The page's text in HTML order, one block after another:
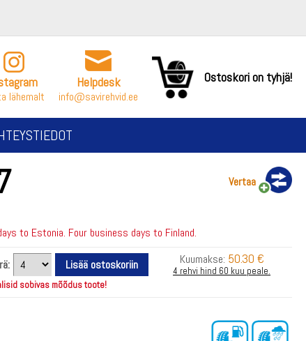
lähemalt
Helpdesk
info@savirehvid.ee
Ostoskori on tyhjä!
Vertaa
to Estonia. Four business days to Finland.
Kuumakse: 50.30 €
4 rehvi hind 60 kuu peale.
sobivas mõõdus toote!